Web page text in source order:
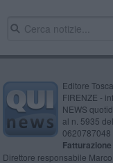
Editore
FIRENZE -
NEWS
al n. 5935
0620787048
Direttore responsabile